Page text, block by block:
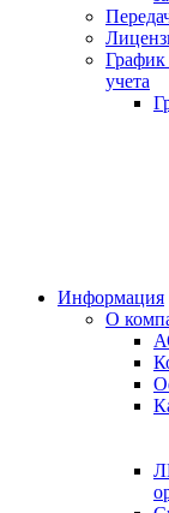
График
учета
Информация
О